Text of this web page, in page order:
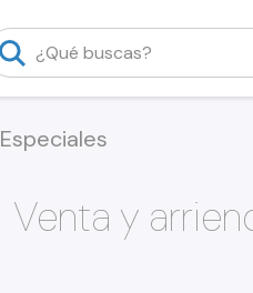
Especiales
Venta y